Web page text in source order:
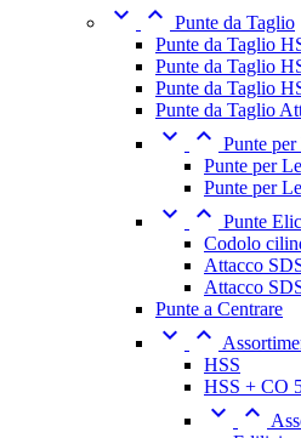
  Punte da Taglio
Punte da Taglio
Punte da Taglio
Punte da Taglio
Punte da Taglio
  Punte
Punte per
Punte per
  Punte
Codolo
Attacco
Attacco
Punte a Centrare
 
HSS
HSS + CO
 